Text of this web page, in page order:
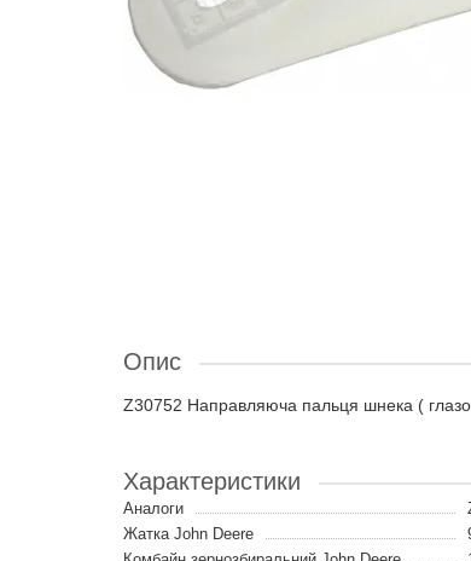
Опис
Z30752 Направляюча пальця шнека (
Характеристики
Аналоги
Жатка John Deere